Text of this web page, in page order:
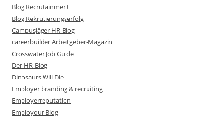
Blog Recrutainment
Blog Rekrutierungserfolg
Campusjäger HR-Blog
careerbuilder Arbeitgeber-Magazin
Crosswater Job Guide
Der-HR-Blog
Dinosaurs Will Die
Employer branding & recruiting
Employerreputation
Employour Blog